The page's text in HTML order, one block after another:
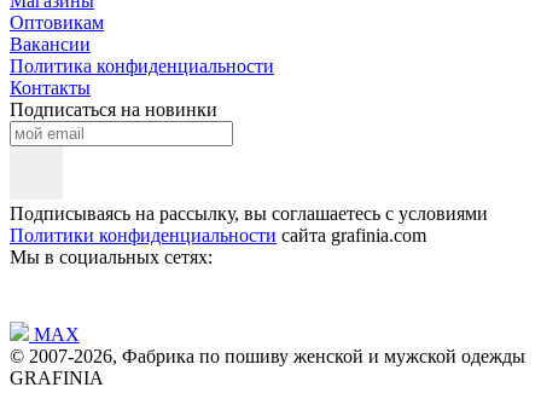
Оптовикам
Вакансии
Политика конфиденциальности
Контакты
Подписаться на новинки
Подписываясь на рассылку, вы соглашаетесь с условиями
Политики конфиденциальности сайта grafinia.com
Мы в социальных сетях:
MAX
© 2007-2026, Фабрика по пошиву женской и мужской одежды
GRAFINIA